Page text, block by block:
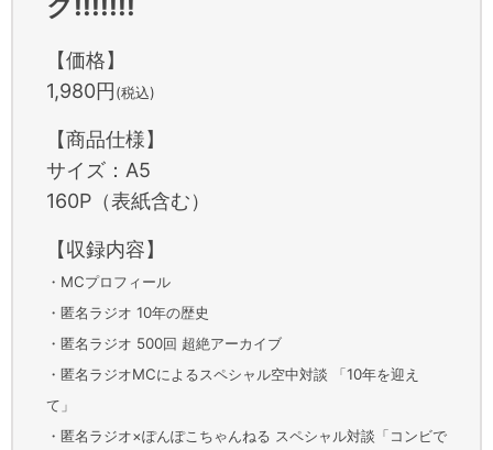
ク!!!!!!!
【価格】
1,980円 (税込)
【商品仕様】
サイズ：A5
160P（表紙含む）
【収録内容】
・MCプロフィール
・匿名ラジオ 10年の歴史
・匿名ラジオ 500回 超絶アーカイブ
・匿名ラジオMCによるスペシャル空中対談 「10年を迎え
て」
・匿名ラジオ×ぽんぽこちゃんねる スペシャル対談「コンビで